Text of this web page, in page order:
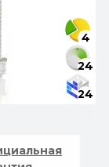
4
24
24